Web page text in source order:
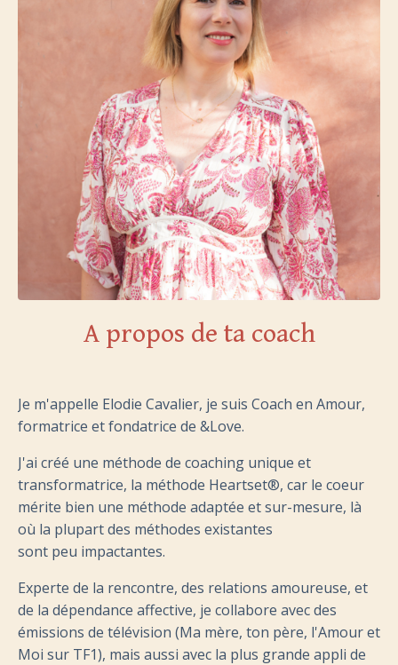
A propos de ta coach
Je m'appelle Elodie Cavalier, je suis Coach en Amour,
formatrice et fondatrice de &Love.
J'ai créé une méthode de coaching unique et
transformatrice, la méthode Heartset®, car le coeur
mérite bien une méthode adaptée et sur-mesure, là
où la plupart des méthodes existantes
sont peu impactantes.
Experte de la rencontre, des relations amoureuse, et
de la dépendance affective, je collabore avec des
émissions de télévision (Ma mère, ton père, l'Amour et
Moi sur TF1), mais aussi avec la plus grande appli de